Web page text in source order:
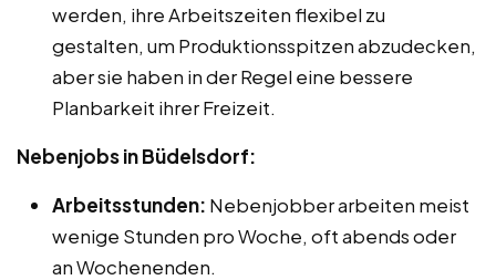
werden, ihre Arbeitszeiten flexibel zu
gestalten, um Produktionsspitzen abzudecken,
aber sie haben in der Regel eine bessere
Planbarkeit ihrer Freizeit.
Nebenjobs in Büdelsdorf:
Arbeitsstunden: Nebenjobber arbeiten meist
wenige Stunden pro Woche, oft abends oder
an Wochenenden.